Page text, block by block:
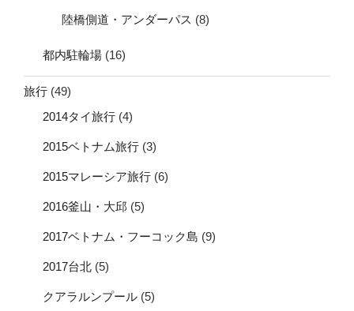
陸橋側道・アンダーパス (8)
都内駐輪場 (16)
旅行 (49)
2014タイ旅行 (4)
2015ベトナム旅行 (3)
2015マレーシア旅行 (6)
2016釜山・大邱 (5)
2017ベトナム・フーコック島 (9)
2017台北 (5)
クアラルンプール (5)